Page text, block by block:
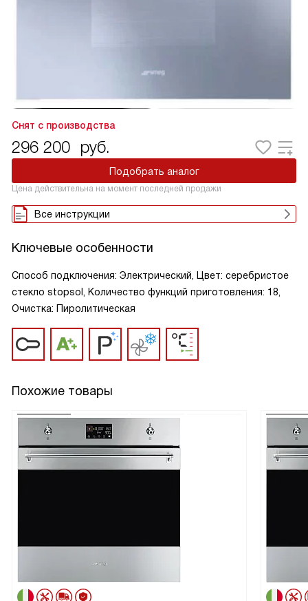
Снят с производства
296 200 руб.
Подобрать аналог
Цена действительна на момент последней продажи
Все инструкции
Ключевые особенности
Способ подключения: Электрический, Цвет: серебристое
стекло stopsol, Количество функций приготовления: 18,
Очистка: Пиролитическая
Похожие товары